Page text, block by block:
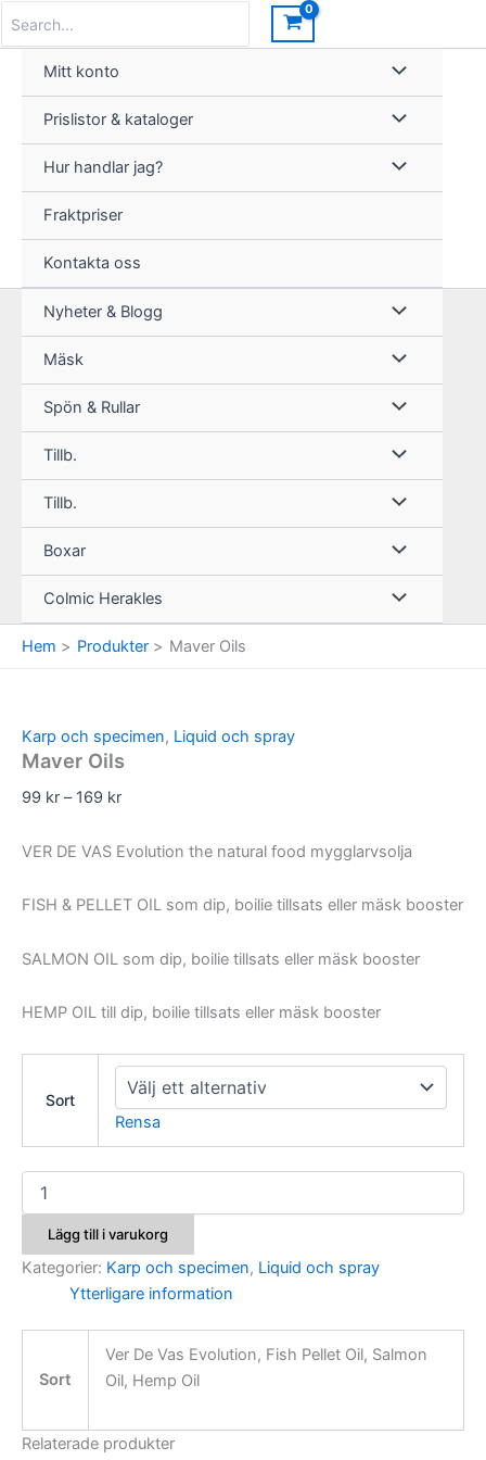
innehåll
for:
Mitt konto
Prislistor & kataloger
Hur handlar jag?
Fraktpriser
Kontakta oss
Nyheter & Blogg
Mäsk
Spön & Rullar
Tillb.
Tillb.
Boxar
Colmic Herakles
Hem Produkter Maver Oils
Karp och specimen, Liquid och spray
Maver Oils
99 kr – 169 krPrisintervall:
till
VER DE VAS Evolution the natural food mygglarvsolja
FISH & PELLET OIL som dip, boilie tillsats eller mäsk booster
SALMON OIL som dip, boilie tillsats eller mäsk booster
HEMP OIL till dip, boilie tillsats eller mäsk booster
Sort
Rensa
Maver
Oils
Lägg till i varukorg
Kategorier: Karp och specimen, Liquid och spray
Ytterligare information
Sort
Ver De Vas Evolution, Fish Pellet Oil, Salmon
Oil, Hemp Oil
Relaterade produkter
Rea!